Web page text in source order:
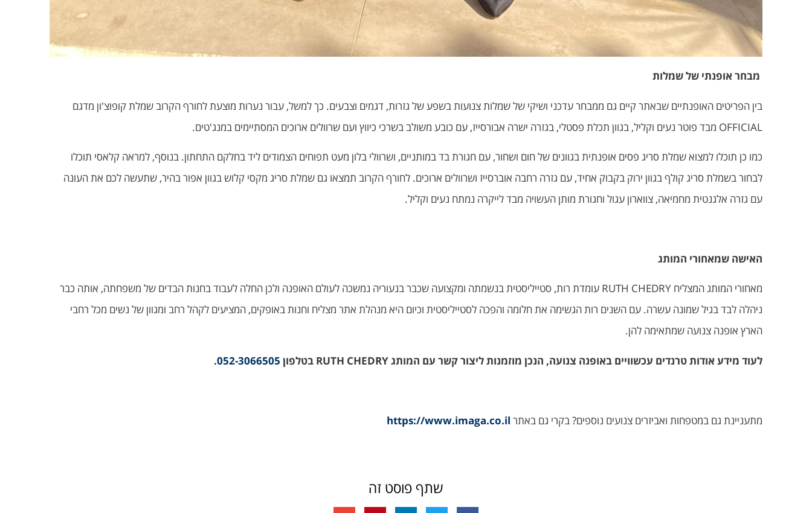
מבחר אופנתי של שמלות
בין הפריטים האופנתיים שבאתר קיים גם ממבחר עדכני ושיקי של שמלות צנועות בשפע של גזרות, דגמים וצבעים. כך למשל, עבור נערות מוצעת לחורף הקרוב שמלת קופוצ'ון מדגם
OFFICIAL מבד פוטר נעים וקליל, בגוון תכלת פסטלי, בגזרה ישרה אבורסייז, עם כובע משולב בשרכי כיווץ ועם שרוולים ארוכים המסתיימים במנג'טים.
כמו כן תוכלו למצוא שמלת סריג פסים אופנתית בגוונים של חום ושחור, עם חגורת בד במותניים, ושרוולי בלון מעט תפוחים הצמודים ליד בחלקם התחתון. בנוסף, למראה קלאסי תוכלו
לבחור בשמלת סריג קולף בגוון ירוק בקבוק אחיד, עם גזרה רחבה אוברסייז ושרוולים ארוכים. לחורף הקרוב תמצאו גם שמלת סריג מקסי קלוש בגוון אפור בהיר, שתעשה לכם את העונה
עם גזרה אלגנטית מחמיאה, צווארון עגול וחגורת מותן העשויה מבד לייקרה נמתח נעים וקליל.
האישה שמאחורי המותג
מאחורי המותג המצליח RUTH CHEDRY עומדת רות, סטייליסטית בנשמתה ומקצועה שכבר בנעוריה נמשכה לעולם האופנה ולכן החלה לעבוד בחנות הבדים של משפחתה, אותה כבר
ניהלה לבד בגיל שמונה עשרה. עם השנים רות הגשימה את חלומה והפכה לסטייליסטית וכיום היא מנהלת אתר מצליח וחנות באופקים, המציעים לקהל רחב ומגוון של נשים מכל רחבי
הארץ אופנה צנועה שמתאימה להן.
לעוד מידע אודות טרנדים עכשוויים באופנה צנועה, הנכן מוזמנות ליצור קשר עם המותג RUTH CHEDRY בטלפון 052-3066505
.
מתעניינת גם במטפחות ואביזרים צנועים נוספים? בקרי גם באתר https://www.imaga.co.il
שתף פוסט זה